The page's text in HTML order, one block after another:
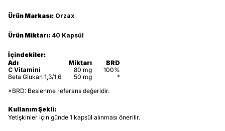
Ürün Markası: Orzax
Ürün Miktarı: 40 Kapsül
İçindekiler:
Adı
Miktarı BRD
C Vitamini
80 mg
100%
Beta Glukan 1,3/1,6
50 mg
*
*BRD: Beslenme referans değeridir.
Kullanım Şekli:
Yetişkinler için günde 1 kapsül alınması önerilir.